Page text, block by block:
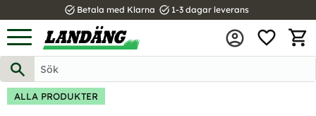
Meny
task_alt Betala med Klarna task_alt 1-3 dagar leverans
ALLA PRODUKTER